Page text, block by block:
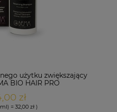
użytku zwiększający
BIO HAIR PRO
zł
= 32,00 zł )